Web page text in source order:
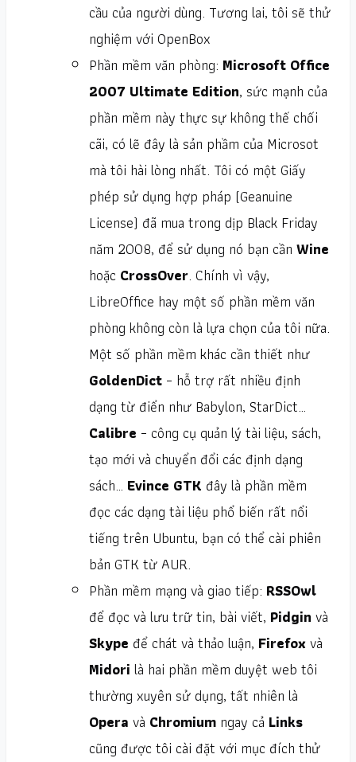
cầu của người dùng. Tương lai, tôi sẽ thử
nghiệm với OpenBox
Phần mềm văn phòng: Microsoft Office
2007 Ultimate Edition, sức mạnh của
phần mềm này thực sự không thế chối
cãi, có lẽ đây là sản phầm của Microsot
mà tôi hài lòng nhất. Tôi có một Giấy
phép sử dụng hợp pháp (Geanuine
License) đã mua trong dịp Black Friday
năm 2008, để sử dụng nó bạn cần Wine
hoặc CrossOver. Chính vì vậy,
LibreOffice hay một số phần mềm văn
phòng không còn là lựa chọn của tôi nữa.
Một số phần mềm khác cần thiết như
GoldenDict – hỗ trợ rất nhiều định
dạng từ điển như Babylon, StarDict…
Calibre – công cụ quản lý tài liệu, sách,
tạo mới và chuyển đổi các định dạng
sách… Evince GTK đây là phần mềm
đọc các dạng tài liệu phổ biến rất nổi
tiếng trên Ubuntu, bạn có thể cài phiên
bản GTK từ AUR.
Phần mềm mạng và giao tiếp: RSSOwl
để đọc và lưu trữ tin, bài viết, Pidgin và
Skype để chát và thảo luận, Firefoxvà
Midori là hai phần mềm duyệt web tôi
thường xuyên sử dụng, tất nhiên là
Opera và Chromium ngay cả Links
cũng được tôi cài đặt với mục đích thử